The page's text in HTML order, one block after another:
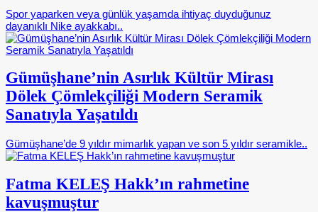
Spor yaparken veya günlük yaşamda ihtiyaç duyduğunuz
dayanıklı Nike ayakkabı..
Gümüşhane’nin Asırlık Kültür Mirası
Dölek Çömlekçiliği Modern Seramik
Sanatıyla Yaşatıldı
Gümüşhane’de 9 yıldır mimarlık yapan ve son 5 yıldır seramikle..
Fatma KELEŞ Hakk’ın rahmetine
kavuşmuştur